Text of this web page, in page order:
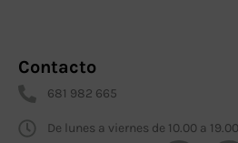
Contacto
681 982 665
De lunes a viernes de 10.00 a